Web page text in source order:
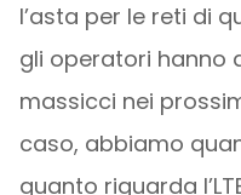
l’asta per le reti di
gli operatori hanno
massicci nei
caso, abbiamo
quanto riguarda